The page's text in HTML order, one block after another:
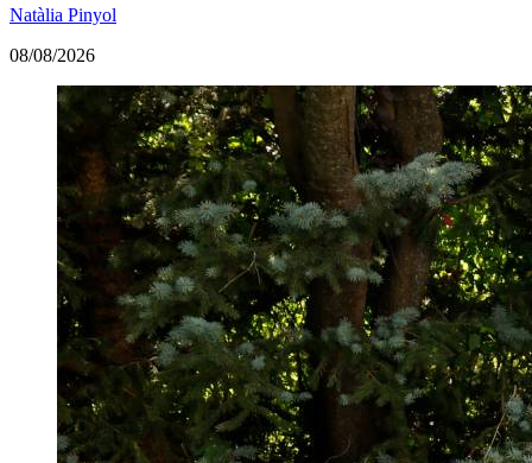
Natàlia Pinyol
08/08/2026